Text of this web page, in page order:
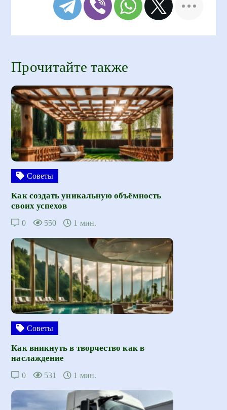
Прочитайте также
Советы
Как создать уникальную объёмность
своих успехов
0 550 1 мин.
Советы
Как вникнуть в творчество как в
наслаждение
0 531 1 мин.